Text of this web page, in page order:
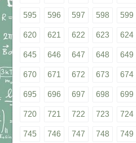
595 596 597 598 599
620 621 622 623 624
645 646 647 648 649
670 671 672 673 674
695 696 697 698 699
720 721 722 723 724
745 746 747 748 749